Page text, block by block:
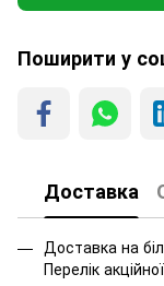
Поширити у
Доставка
Доставка на
Перелік